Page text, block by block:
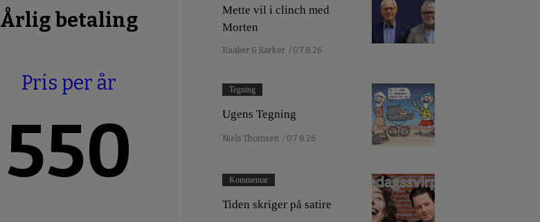
Årlig betaling
Pris per år
550
Mette vil i clinch med
Morten
Kaaber & Karker / 07.8.26
Tegning
Ugens Tegning
Niels Thomsen / 07.8.26
Kommentar
Tiden skriger på satire